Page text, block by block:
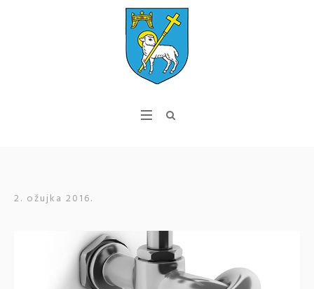
2. ožujka 2016.